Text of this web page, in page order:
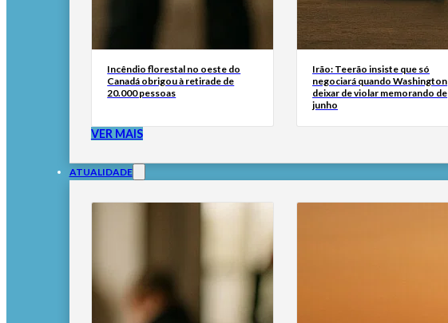
Incêndio florestal no oeste do
Canadá obrigou à retirade de
20.000 pessoas
Irão: Teerão insiste que só
negociará quando Washington
deixar de violar memorando de
junho
VER MAIS
ATUALIDADE